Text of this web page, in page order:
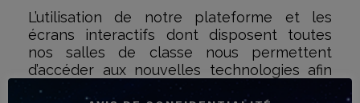
L’utilisation de notre plateforme et les
écrans interactifs dont disposent toutes
nos salles de classe nous permettent
d’accéder aux nouvelles technologies afin
d’innover dans le domaine de l’éducation,